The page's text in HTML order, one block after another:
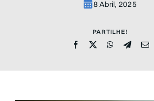
8 Abril, 2025
PARTILHE!